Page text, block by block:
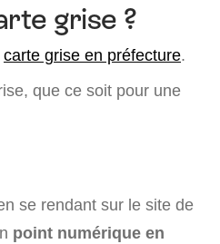
grise ?
carte grise en préfecture.
que ce soit pour une
se rendant sur le site de
point numérique en